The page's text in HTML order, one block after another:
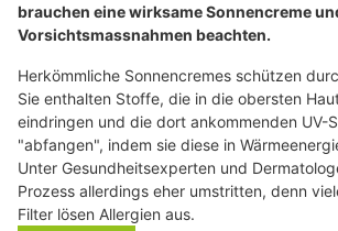
brauchen eine wirksame Sonnencreme
Vorsichtsmassnahmen beachten.
Herkömmliche Sonnencremes schützen
Sie enthalten Stoffe, die in die obersten
eindringen und die dort ankommenden UV-
"abfangen", indem sie diese in
Unter Gesundheitsexperten und
Prozess allerdings eher umstritten, denn
Filter lösen Allergien aus.